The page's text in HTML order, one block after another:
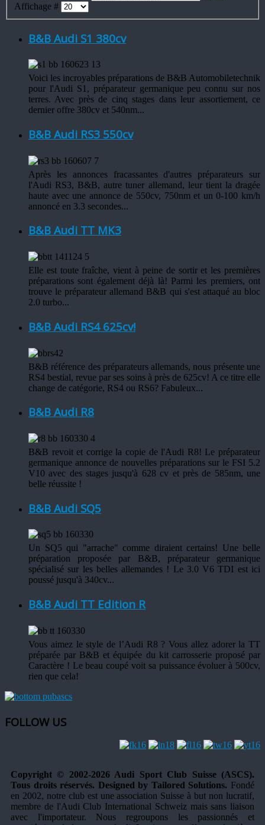
Affichage #
B&B Audi S1 380cv
Voici les incroyables préparations de B&B Automobiletechnik
pour l'Audi S1, préparateur germanique peu connu sur nos
terres. Avec près de cinq stages dans leur assortiement, ce
dernier offre 380cv et 540nm...
B&B Audi RS3 550cv
Après les annonces fracassantes d'autres préparateurs sur
l'Audi RS3, B&B, autre tuner allemand, leur tient la dragée
haute avec une annonce de 550cv, 750nm et un 0-100 km/h
annoncé en 3.3 secondes...
B&B Audi TT MK3
Elle est toute fraîche, vient à peine de sortir et les premières
préparations sont également déjà là! Parmi les premiers, ont
trouve le préparateur allemand B&B qui s'est attaqué au bloc
2.0 turbo...
B&B Audi RS4 625cv!
B&B référence des préparateurs allemands, nous présente une
RS4 bestial, revue par ses soins à près de 625cv! A ce titre elle
change de catégorie, RS4 ou RS6? Fabuleux...
B&B Audi R8
B&B revoit et corrige la copie de l'Audi R8! Le préparateur
germanique annonce de nouvelles préparations sur le FSI 5.2
V10 avec des stages jusqu'à 628 cv et près de 585nm, une
belle réussite !
B&B Audi SQ5
Un SQ5 qui "arrache" comme diraient certains! Une belle
préparation proposée par B&B, préparateur germanique
spécialisé sur les belles allemandes ! Le 3.0 V6 TDI est ici
poussé jusqu'à 340cv...
B&B Audi TT Edition R
Vous aimez le style de l’Audi R8 ? Vous allez adorer la TT
préparée par B&B et équipée du kit carrosserie proposé par
Caractère ! Le beau coupé voit sa puissance évoluer à 500cv,
rien que cela!
FOLLOW US
Copyright © 2002-2026 Audi Sport Club Suisse (ASCS).
Tous droits réservés. Designed by Tailored Solutions. Fondé
en 2002, notre club est une association Suisse à but non lucratif,
membre de l'Audi Club International Schweiz mais sans liaison
avec l'importateur. Nous regroupons les passionnés et